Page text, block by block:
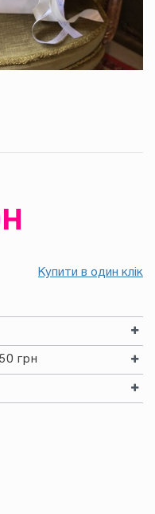
Купити в один клік
грн